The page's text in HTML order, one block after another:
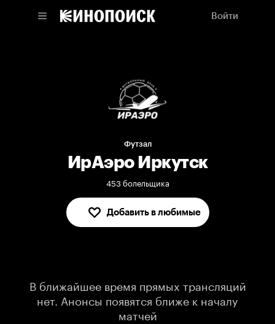
Войти
Футзал
ИрАэро Иркутск
453 болельщика
Добавить в любимые
В любимых
В ближайшее время прямых трансляций
нет. Анонсы появятся ближе к началу
матчей